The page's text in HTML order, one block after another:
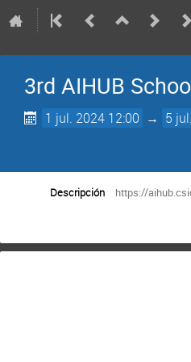
3rd AIHUB
1 jul. 2024 12:00 → 5
Descripción https://